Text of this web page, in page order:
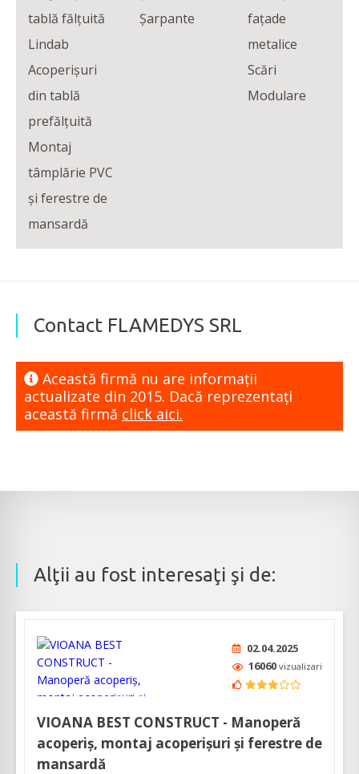
tablă fălțuită
Lindab
Acoperișuri
din tablă
prefălțuită
Montaj
tâmplărie PVC
și ferestre de
mansardă
Şarpante
faţade
metalice
Scări
Modulare
Contact FLAMEDYS SRL
Această firmă nu are informaţii
actualizate din 2015. Dacă reprezentaţi
această firmă click aici.
Alţii au fost interesaţi şi de:
02.04.2025
16060 vizualizari
VIOANA BEST CONSTRUCT - Manoperă
acoperiș, montaj acoperișuri și ferestre de
mansardă